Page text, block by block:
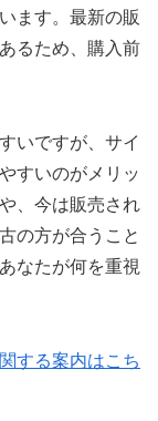
ます。最新の販
るため、購入前
いですが、サイ
すいのがメリッ
、今は販売され
の方が合うこと
なたが何を重視
する案内はこち